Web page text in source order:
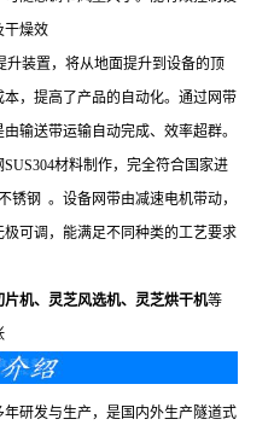
干燥效
升装置，将从地面提升到设备的顶
，提高了产品的自动化。通过网带
输送带运输自动完成、效率超群。
材料制作，完全符合国家进
锈钢 。设备网带由减速电机带动，
可调，能满足不同种类的工艺要求
片机、 灵芝风选机、 灵芝烘干机等
研发与生产，是国内外生产隧道式